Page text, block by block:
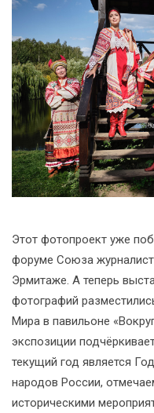
Этот фотопроект уже
форуме Союза
Эрмитаже. А теперь
фотографий
Мира в павильоне
экспозиции
текущий год является
народов России,
историческими